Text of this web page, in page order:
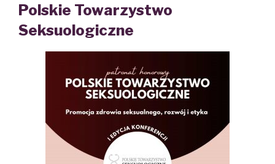
Polskie Towarzystwo
Seksuologiczne